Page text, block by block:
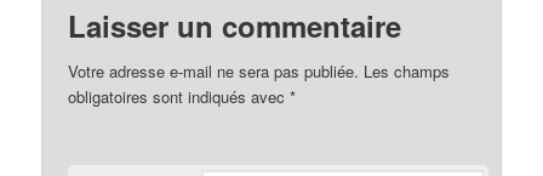
Laisser un commentaire
Votre adresse e-mail ne sera pas publiée. Les champs
obligatoires sont indiqués avec*